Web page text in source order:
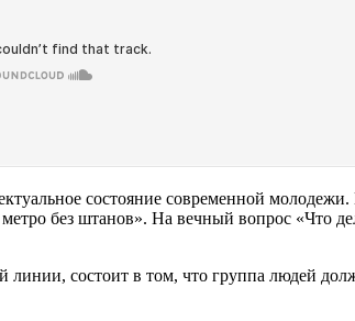
состояние современной
без штанов». На вечный вопрос «Что
линии, состоит в том, что группа людей